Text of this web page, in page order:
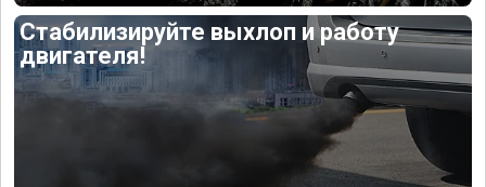
Стабилизируйте выхлоп и работу
двигателя!